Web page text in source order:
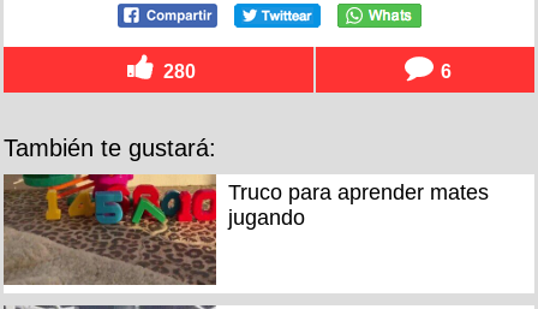
280 6
También te gustará:
Truco para aprender mates
jugando